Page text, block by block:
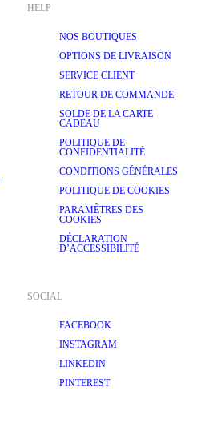
HELP
NOS BOUTIQUES
OPTIONS DE LIVRAISON
SERVICE CLIENT
RETOUR DE COMMANDE
SOLDE DE LA CARTE
CADEAU
POLITIQUE DE
CONFIDENTIALITÉ
CONDITIONS GÉNÉRALES
POLITIQUE DE COOKIES
PARAMÈTRES DES
COOKIES
DÉCLARATION
D’ACCESSIBILITÉ
SOCIAL
FACEBOOK
INSTAGRAM
LINKEDIN
PINTEREST